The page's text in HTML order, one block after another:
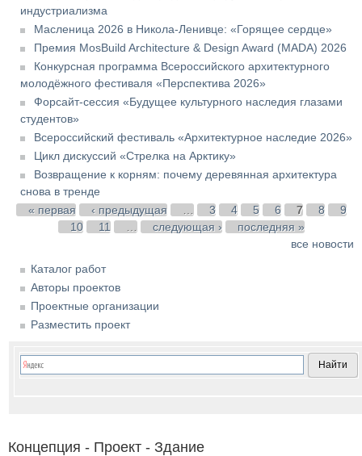
индустриализма
Масленица 2026 в Никола-Ленивце: «Горящее сердце»
Премия MosBuild Architecture & Design Award (MADA) 2026
Конкурсная программа Всероссийского архитектурного
молодёжного фестиваля «Перспектива 2026»
Форсайт-сессия «Будущее культурного наследия глазами
студентов»
Всероссийский фестиваль «Архитектурное наследие 2026»
Цикл дискуссий «Стрелка на Арктику»
Возвращение к корням: почему деревянная архитектура
снова в тренде
Страницы
« первая ‹ предыдущая 3 4 5 6 7 8
9
10
11 следующая ›
последняя »
все новости
Каталог работ
Авторы проектов
Проектные организации
Разместить проект
Концепция - Проект - Здание